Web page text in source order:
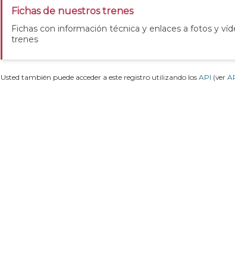
Fichas de nuestros trenes
Fichas con información técnica y enlaces a fotos y
trenes
Usted también puede acceder a este registro utilizando los API (ver